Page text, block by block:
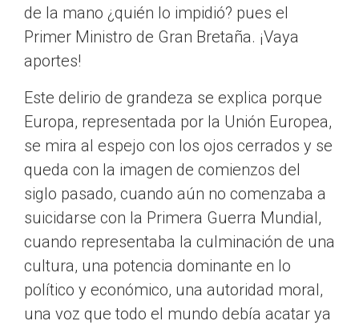
de la mano ¿quién lo impidió? pues el
Primer Ministro de Gran Bretaña. ¡Vaya
aportes!
Este delirio de grandeza se explica porque
Europa, representada por la Unión Europea,
se mira al espejo con los ojos cerrados y se
queda con la imagen de comienzos del
siglo pasado, cuando aún no comenzaba a
suicidarse con la Primera Guerra Mundial,
cuando representaba la culminación de una
cultura, una potencia dominante en lo
político y económico, una autoridad moral,
una voz que todo el mundo debía acatar ya